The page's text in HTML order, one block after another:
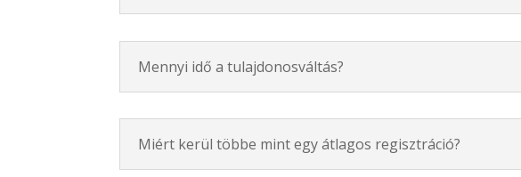
Mennyi idő a tulajdonosváltás?
Miért kerül többe mint egy átlagos regisztráció?